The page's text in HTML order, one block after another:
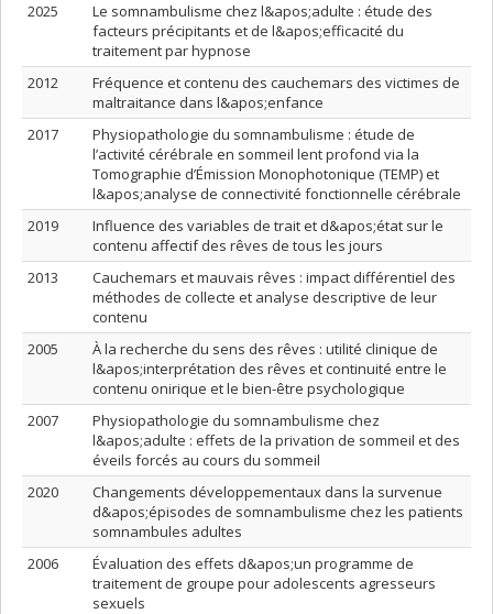
2025
Le somnambulisme chez l&apos;adulte : étude des
facteurs précipitants et de l&apos;efficacité du
traitement par hypnose
2012
Fréquence et contenu des cauchemars des victimes de
maltraitance dans l&apos;enfance
2017
Physiopathologie du somnambulisme : étude de
l’activité cérébrale en sommeil lent profond via la
Tomographie d’Émission Monophotonique (TEMP) et
l&apos;analyse de connectivité fonctionnelle cérébrale
2019
Influence des variables de trait et d&apos;état sur le
contenu affectif des rêves de tous les jours
2013
Cauchemars et mauvais rêves : impact différentiel des
méthodes de collecte et analyse descriptive de leur
contenu
2005
À la recherche du sens des rêves : utilité clinique de
l&apos;interprétation des rêves et continuité entre le
contenu onirique et le bien-être psychologique
2007
Physiopathologie du somnambulisme chez
l&apos;adulte : effets de la privation de sommeil et des
éveils forcés au cours du sommeil
2020
Changements développementaux dans la survenue
d&apos;épisodes de somnambulisme chez les patients
somnambules adultes
2006
Évaluation des effets d&apos;un programme de
traitement de groupe pour adolescents agresseurs
sexuels